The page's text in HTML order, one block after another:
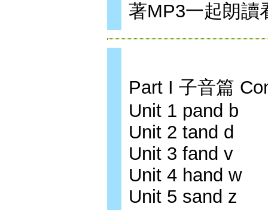
著MP3一起朗讀
Part I 子音篇
Unit 1 pand b
Unit 2 tand d
Unit 3 fand v
Unit 4 hand w
Unit 5 sand z